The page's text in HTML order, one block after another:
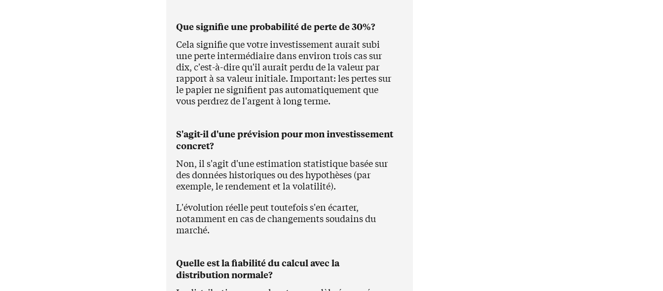
Que signifie une probabilité de perte de 30%?
Cela signifie que votre investissement aurait subi
une perte intermédiaire dans environ trois cas sur
dix, c'est-à-dire qu'il aurait perdu de la valeur par
rapport à sa valeur initiale. Important: les pertes sur
le papier ne signifient pas automatiquement que
vous perdrez de l'argent à long terme.
S'agit-il d'une prévision pour mon investissement
concret?
Non, il s'agit d'une estimation statistique basée sur
des données historiques ou des hypothèses (par
exemple, le rendement et la volatilité).
L'évolution réelle peut toutefois s'en écarter,
notamment en cas de changements soudains du
marché.
Quelle est la fiabilité du calcul avec la
distribution normale?